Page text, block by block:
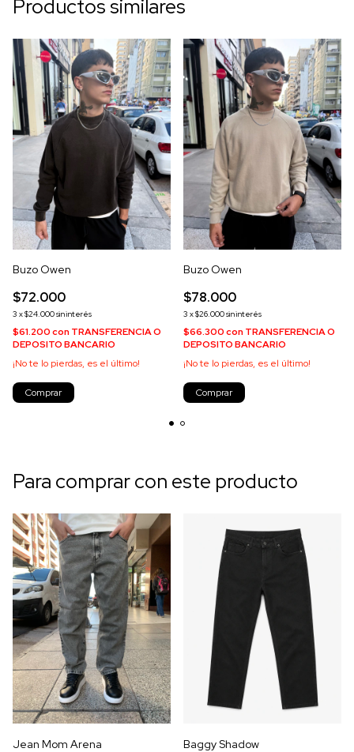
Productos similares
Buzo Owen
$72.000
3 x$24.000sin interés
$61.200conTRANSFERENCIA O
DEPOSITO BANCARIO
¡No te lo pierdas, es el último!
Comprar
Buzo Owen
$78.000
3 x$26.000sin interés
$66.300conTRANSFERENCIA O
DEPOSITO BANCARIO
¡No te lo pierdas, es el último!
Comprar
Para comprar con este producto
Jean Mom Arena Baggy Shadow